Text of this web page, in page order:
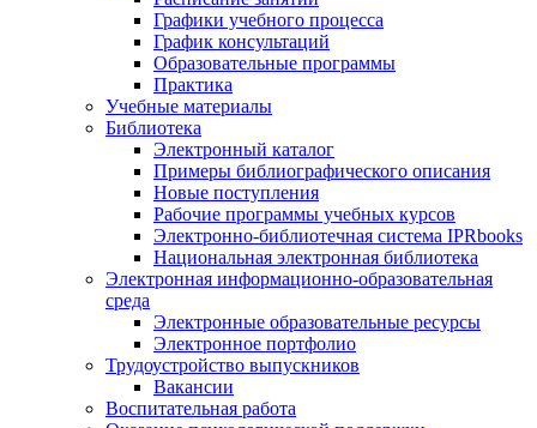
Графики учебного процесса
График консультаций
Образовательные программы
Практика
Учебные материалы
Библиотека
Электронный каталог
Примеры библиографического описания
Новые поступления
Рабочие программы учебных курсов
Электронно-библиотечная система IPRbooks
Национальная электронная библиотека
Электронная информационно-образовательная
среда
Электронные образовательные ресурсы
Электронное портфолио
Трудоустройство выпускников
Вакансии
Воспитательная работа